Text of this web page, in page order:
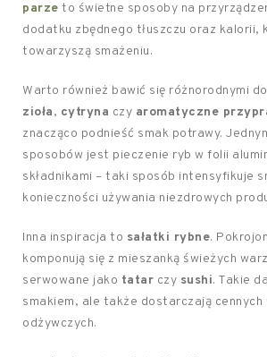
parze to świetne sposoby na
dodatku zbędnego tłuszczu oraz kalorii,
towarzyszą smażeniu.
Warto również bawić się różnorodnymi
zioła, cytryna czy aromatyczne
znacząco podnieść smak potrawy.
sposobów jest pieczenie ryb w folii
składnikami – taki sposób intensyfikuje
konieczności używania niezdrowych
Inna inspiracja to sałatki rybne.
komponują się z mieszanką świeżych
serwowane jako tatar czy sushi. Takie
smakiem, ale także dostarczają
odżywczych.